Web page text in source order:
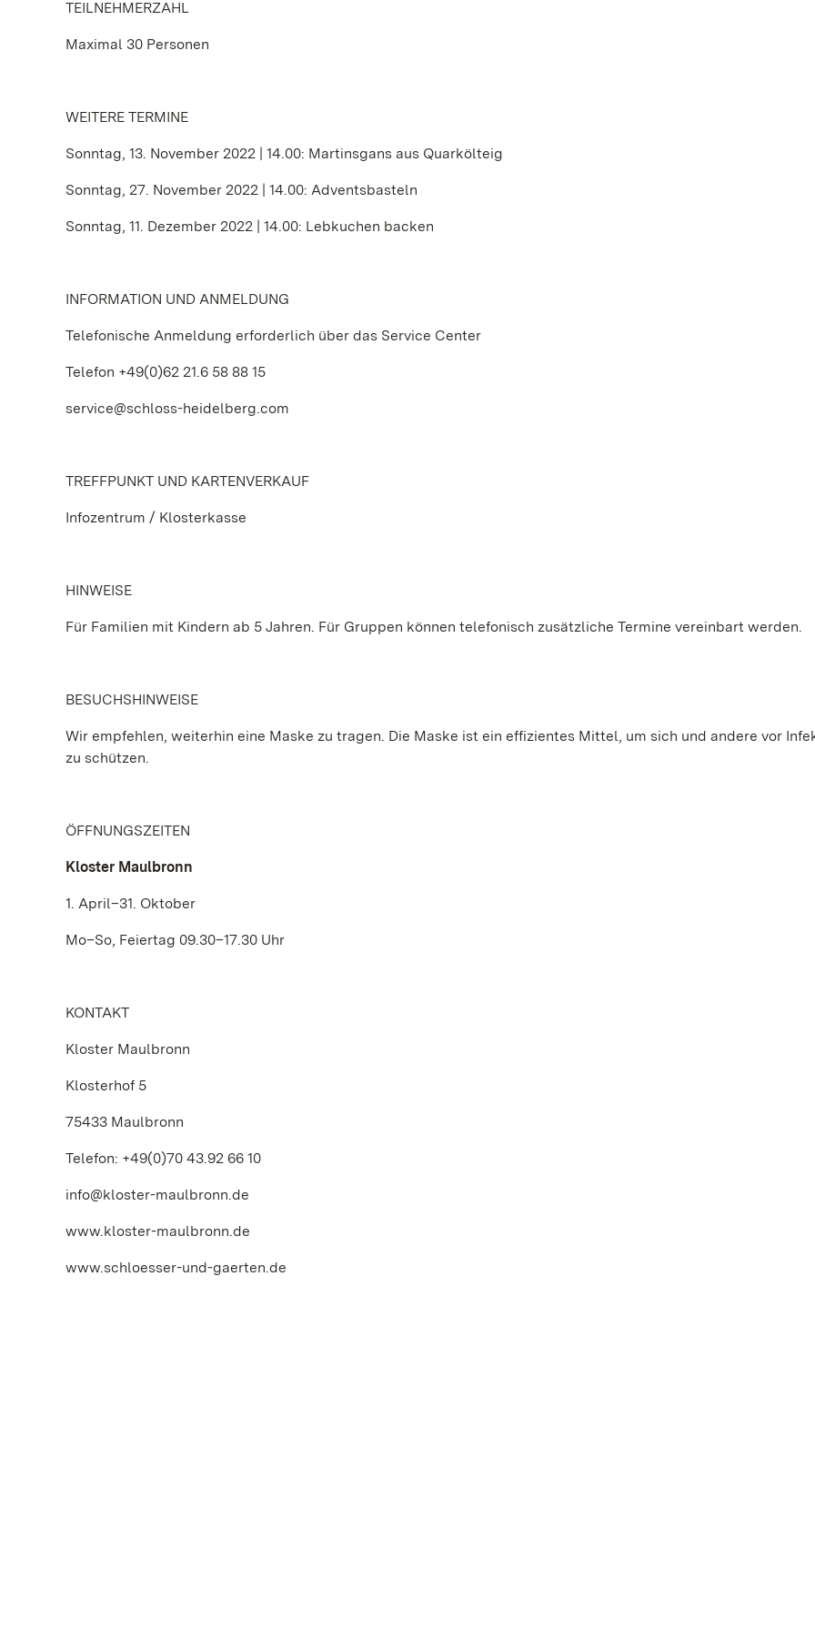
TEILNEHMERZAHL
Maximal 30 Personen
WEITERE TERMINE
Sonntag, 13. November 2022 | 14.00: Martinsgans aus Quarkölteig
Sonntag, 27. November 2022 | 14.00: Adventsbasteln
Sonntag, 11. Dezember 2022 | 14.00: Lebkuchen backen
INFORMATION UND ANMELDUNG
Telefonische Anmeldung erforderlich über das Service Center
Telefon +49(0)62 21.6 58 88 15
service@schloss-heidelberg.com
TREFFPUNKT UND KARTENVERKAUF
Infozentrum / Klosterkasse
HINWEISE
Für Familien mit Kindern ab 5 Jahren. Für Gruppen können telefonisch zusätzliche Termine vereinbart werden.
BESUCHSHINWEISE
Wir empfehlen, weiterhin eine Maske zu tragen. Die Maske ist ein effizientes Mittel, um sich und andere vor
zu schützen.
ÖFFNUNGSZEITEN
Kloster Maulbronn
1. April–31. Oktober
Mo–So, Feiertag 09.30–17.30 Uhr
KONTAKT
Kloster Maulbronn
Klosterhof 5
75433 Maulbronn
Telefon: +49(0)70 43.92 66 10
info@kloster-maulbronn.de
www.kloster-maulbronn.de
www.schloesser-und-gaerten.de